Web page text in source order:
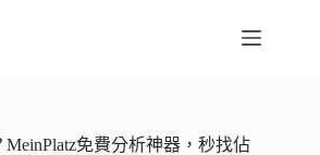
免費分析神器，秒找佔